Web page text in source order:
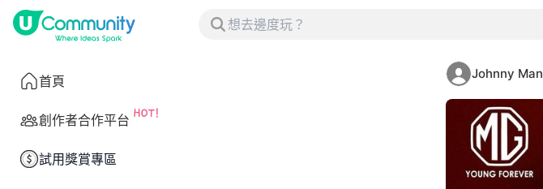
首頁
創作者合作平台
試用獎賞專區
Johnny Man